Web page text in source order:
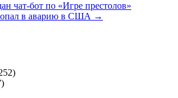
чат-бот по «Игре престолов»
в аварию в США →